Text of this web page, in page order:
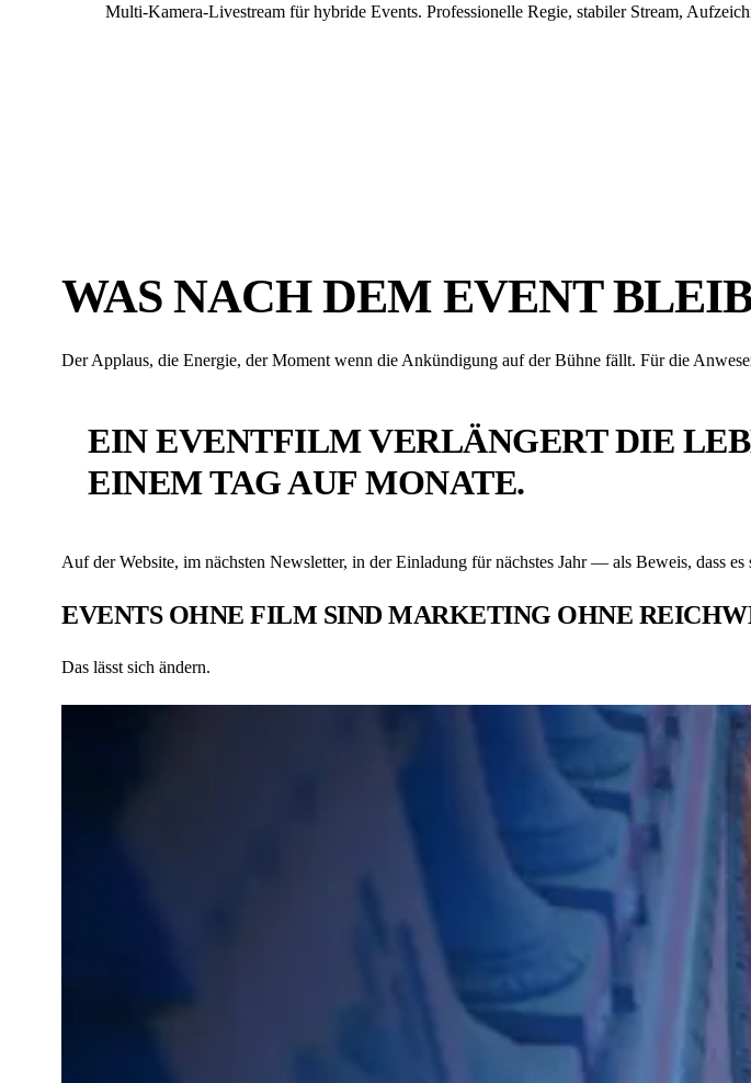
Multi-Kamera-Livestream für hybride Events. Professionelle Regie, stabiler Stream,
WAS NACH DEM EVENT
Der Applaus, die Energie, der Moment wenn die Ankündigung auf der Bühne fällt. Für die
EIN EVENTFILM VERLÄNGERT DIE
EINEM TAG AUF MONATE.
Auf der Website, im nächsten Newsletter, in der Einladung für nächstes Jahr — als Beweis, dass es
EVENTS OHNE FILM SIND MARKETING OHNE
Das lässt sich ändern.